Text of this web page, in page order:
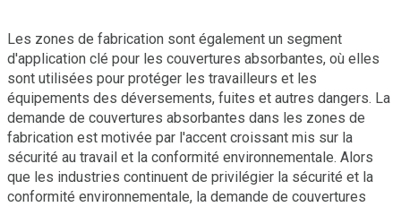
Les zones de fabrication sont également un segment
d'application clé pour les couvertures absorbantes, où elles
sont utilisées pour protéger les travailleurs et les
équipements des déversements, fuites et autres dangers. La
demande de couvertures absorbantes dans les zones de
fabrication est motivée par l'accent croissant mis sur la
sécurité au travail et la conformité environnementale. Alors
que les industries continuent de privilégier la sécurité et la
conformité environnementale, la demande de couvertures